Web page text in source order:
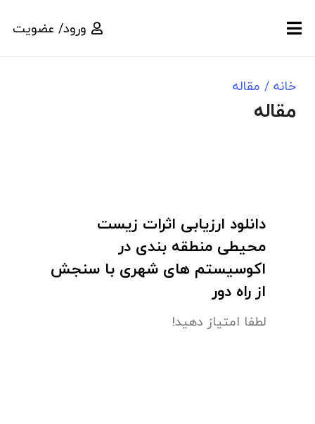
ورود/ عضویت
خانه/ مقاله
مقاله
دانلود ارزیابی اثرات زیست
محیطی منطقه بندی در
اکوسیستم های شهری با سنجش
از راه دور
لطفا امتیاز دهید!